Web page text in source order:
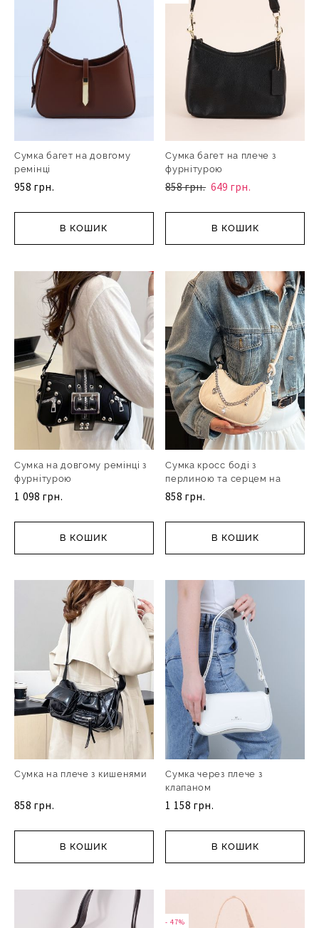
Сумка багет на довгому
ремінці
958 грн.
В КОШИК
Сумка багет на плече з
фурнітурою
858 грн. 649 грн.
В КОШИК
Сумка на довгому ремінці з
фурнітурою
1 098 грн.
В КОШИК
Сумка кросс боді з
перлиною та серцем на
ланц
858 грн.
В КОШИК
Сумка на плече з кишенями
858 грн.
В КОШИК
Сумка через плече з
клапаном
1 158 грн.
В КОШИК
- 47%